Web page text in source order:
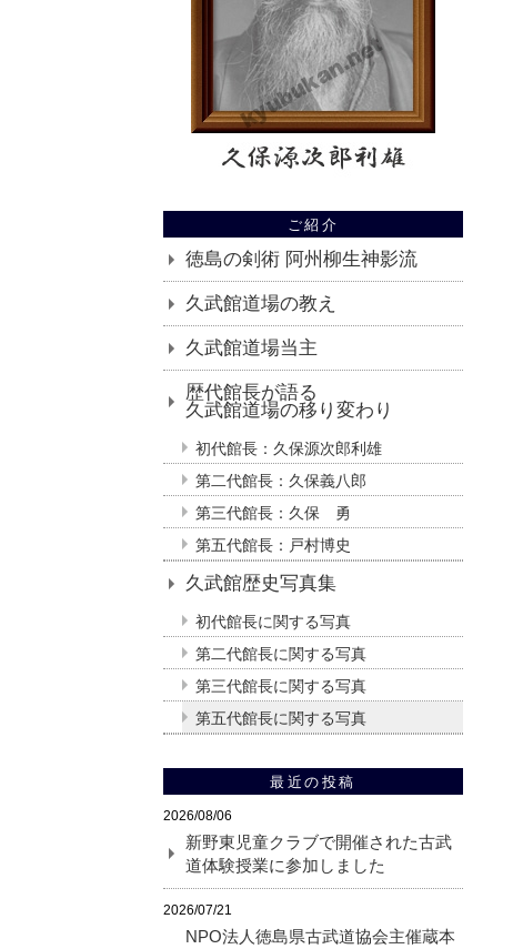
ご紹介
徳島の剣術 阿州柳生神影流
久武館道場の教え
久武館道場当主
歴代館長が語る
久武館道場の移り変わり
初代館長：久保源次郎利雄
第二代館長：久保義八郎
第三代館長：久保 勇
第五代館長：戸村博史
久武館歴史写真集
初代館長に関する写真
第二代館長に関する写真
第三代館長に関する写真
第五代館長に関する写真
最近の投稿
2026/08/06
新野東児童クラブで開催された古武
道体験授業に参加しました
2026/07/21
NPO法人徳島県古武道協会主催蔵本